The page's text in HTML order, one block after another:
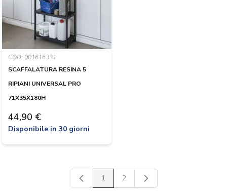
COD: 001616331
SCAFFALATURA RESINA 5
RIPIANI UNIVERSAL PRO
71X35X180H
44,90 €
Disponibile in 30 giorni
Attualmente stai leggendo la pagina
1 Pagina
2